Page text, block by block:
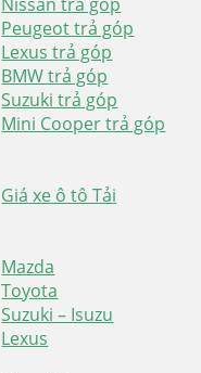
Peugeot trả góp
Lexus trả góp
BMW trả góp
Suzuki trả góp
Mini Cooper trả góp
Giá xe ô tô Tải
Mazda
Toyota
Suzuki – Isuzu
Lexus